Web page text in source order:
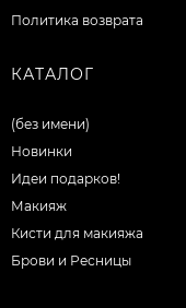
Политика возврата
КАТАЛОГ
(без имени)
Новинки
Идеи подарков!
Макияж
Кисти для макияжа
Брови и Ресницы